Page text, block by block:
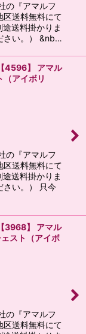
の『アマルフ
区送料無料にて
送料掛かりま
さい。） &nb…
4596】 アマル
アイボリ
の『アマルフ
区送料無料にて
送料掛かりま
さい。） 只今
3968】 アマル
スト（アイボ
の『アマルフ
区送料無料にて